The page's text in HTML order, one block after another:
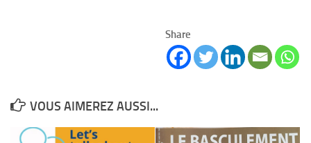
Share
VOUS AIMEREZ AUSSI...